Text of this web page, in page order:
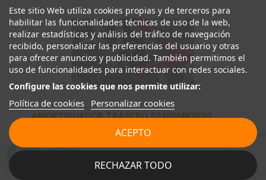
AMORTIGUADOR TRASERO 52400MKSE01
HONDA CRF CRF 1100 L AFRICA TWIN
ID:1558535
Este sitio Web utiliza cookies propias y de terceros para
habilitar las funcionalidades técnicas de uso de la web,
realizar estadísticas y análisis del tráfico de navegación
recibido, personalizar las preferencias del usuario y otras
para ofrecer anuncios y publicidad. También permitimos el
uso de funcionalidades para interactuar con redes sociales.
Configure las cookies que nos permite utilizar:
Política de cookies Personalizar cookies
RECHAZAR TODO
ACEPTO